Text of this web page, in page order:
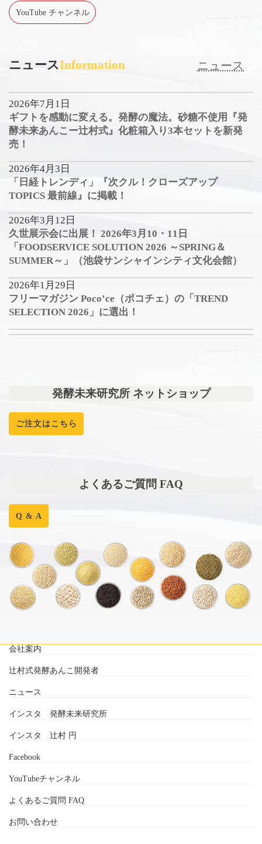
YouTube チャンネル
ニュースInformation ニュース
2026年7月1日
ギフトを感動に変える。発酵の魔法。砂糖不使用『発
酵未来あんこー辻村式』化粧箱入り3本セットを新発
売！
2026年4月3日
「日経トレンディ」『次クル！クローズアップ
TOPICS 最前線』に掲載！
2026年3月12日
久世展示会に出展！ 2026年3月10・11日
「FOODSERVICE SOLUTION 2026 ～SPRING＆
SUMMER～」（池袋サンシャインシティ文化会館）
2026年1月29日
フリーマガジン Poco’ce（ポコチェ）の「TREND
SELECTION 2026」に選出！
発酵未来研究所 ネットショップ
ご注文はこちら
よくあるご質問 FAQ
Q & A
会社案内
辻村式発酵あんこ開発者
ニュース
インスタ 発酵未来研究所
インスタ 辻村 円
Facebook
YouTubeチャンネル
よくあるご質問 FAQ
お問い合わせ